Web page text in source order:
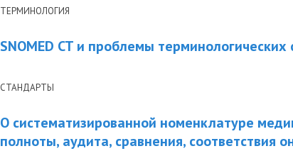
ТЕРМИНОЛОГИЯ
SNOMED CT и проблемы терминологических
СТАНДАРТЫ
О систематизированной номенклатуре
полноты, аудита, сравнения, соответствия